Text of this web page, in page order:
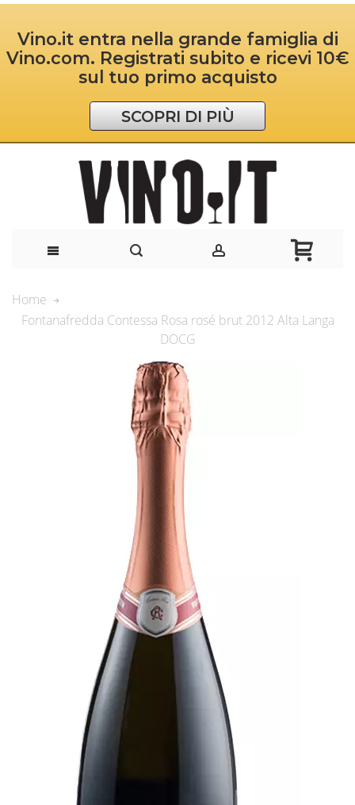
Vino.it entra nella grande famiglia di
Vino.com. Registrati subito e ricevi 10€
sul tuo primo acquisto
SCOPRI DI PIÙ
Home
Fontanafredda Contessa Rosa rosé brut 2012 Alta Langa
DOCG